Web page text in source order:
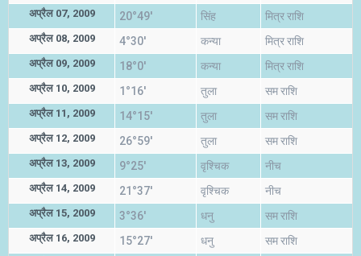
अप्रैल 07, 2009 20°49' सिंह मित्र राशि
अप्रैल 08, 2009 4°30' कन्या मित्र राशि
अप्रैल 09, 2009 18°0' कन्या मित्र राशि
अप्रैल 10, 2009 1°16' तुला सम राशि
अप्रैल 11, 2009 14°15' तुला सम राशि
अप्रैल 12, 2009 26°59' तुला सम राशि
अप्रैल 13, 2009 9°25' वृश्चिक नीच
अप्रैल 14, 2009 21°37' वृश्चिक नीच
अप्रैल 15, 2009 3°36' धनु सम राशि
अप्रैल 16, 2009 15°27' धनु सम राशि